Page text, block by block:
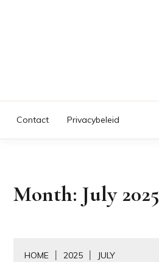
Contact Privacybeleid
Month: July 2025
HOME 2025 JULY